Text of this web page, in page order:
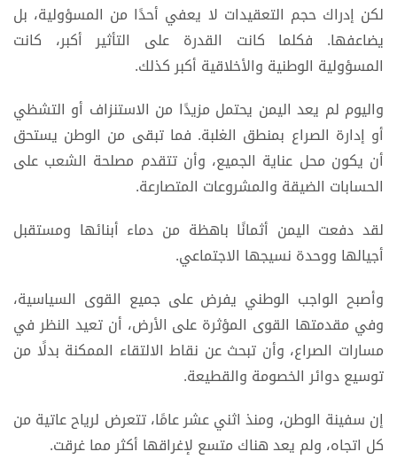
لكن إدراك حجم التعقيدات لا يعفي أحدًا من المسؤولية، بل
يضاعفها. فكلما كانت القدرة على التأثير أكبر، كانت
المسؤولية الوطنية والأخلاقية أكبر كذلك.
واليوم لم يعد اليمن يحتمل مزيدًا من الاستنزاف أو التشظي
أو إدارة الصراع بمنطق الغلبة. فما تبقى من الوطن يستحق
أن يكون محل عناية الجميع، وأن تتقدم مصلحة الشعب على
الحسابات الضيقة والمشروعات المتصارعة.
لقد دفعت اليمن أثمانًا باهظة من دماء أبنائها ومستقبل
أجيالها ووحدة نسيجها الاجتماعي.
وأصبح الواجب الوطني يفرض على جميع القوى السياسية،
وفي مقدمتها القوى المؤثرة على الأرض، أن تعيد النظر في
مسارات الصراع، وأن تبحث عن نقاط الالتقاء الممكنة بدلًا من
توسيع دوائر الخصومة والقطيعة.
إن سفينة الوطن، ومنذ اثني عشر عامًا، تتعرض لرياح عاتية من
كل اتجاه، ولم يعد هناك متسع لإغراقها أكثر مما غرقت.